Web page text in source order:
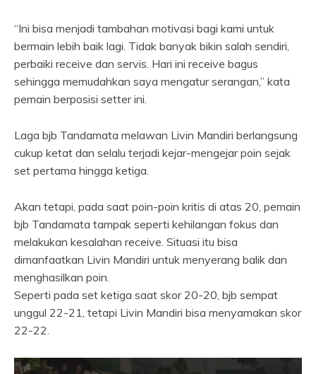
“Ini bisa menjadi tambahan motivasi bagi kami untuk
bermain lebih baik lagi. Tidak banyak bikin salah sendiri,
perbaiki receive dan servis. Hari ini receive bagus
sehingga memudahkan saya mengatur serangan,” kata
pemain berposisi setter ini.
Laga bjb Tandamata melawan Livin Mandiri berlangsung
cukup ketat dan selalu terjadi kejar-mengejar poin sejak
set pertama hingga ketiga.
Akan tetapi, pada saat poin-poin kritis di atas 20, pemain
bjb Tandamata tampak seperti kehilangan fokus dan
melakukan kesalahan receive. Situasi itu bisa
dimanfaatkan Livin Mandiri untuk menyerang balik dan
menghasilkan poin.
Seperti pada set ketiga saat skor 20-20, bjb sempat
unggul 22-21, tetapi Livin Mandiri bisa menyamakan skor
22-22.